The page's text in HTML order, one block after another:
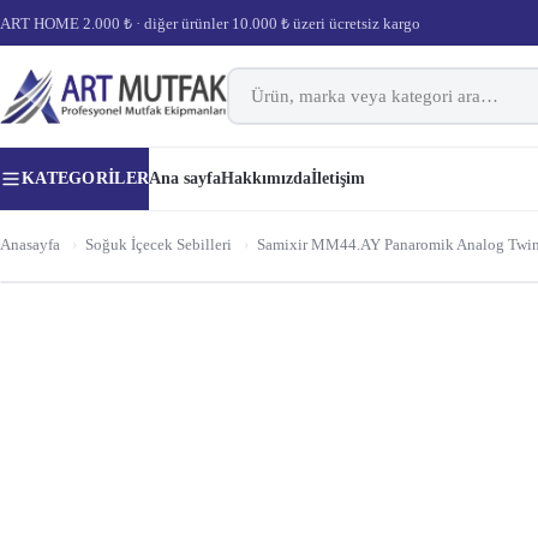
ART HOME 2.000 ₺ · diğer ürünler 10.000 ₺ üzeri ücretsiz kargo
KATEGORILERAna sayfaHakkımızdaİletişim
Anasayfa › Soğuk İçecek Sebilleri › Samixir MM44.AY Panaromik Analog Twin